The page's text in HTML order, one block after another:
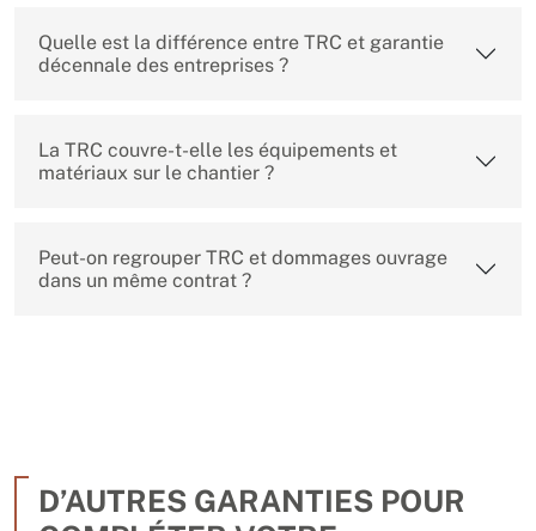
Quelle est la différence entre TRC et garantie
décennale des entreprises ?
La TRC couvre-t-elle les équipements et
matériaux sur le chantier ?
Peut-on regrouper TRC et dommages ouvrage
dans un même contrat ?
D’AUTRES GARANTIES POUR